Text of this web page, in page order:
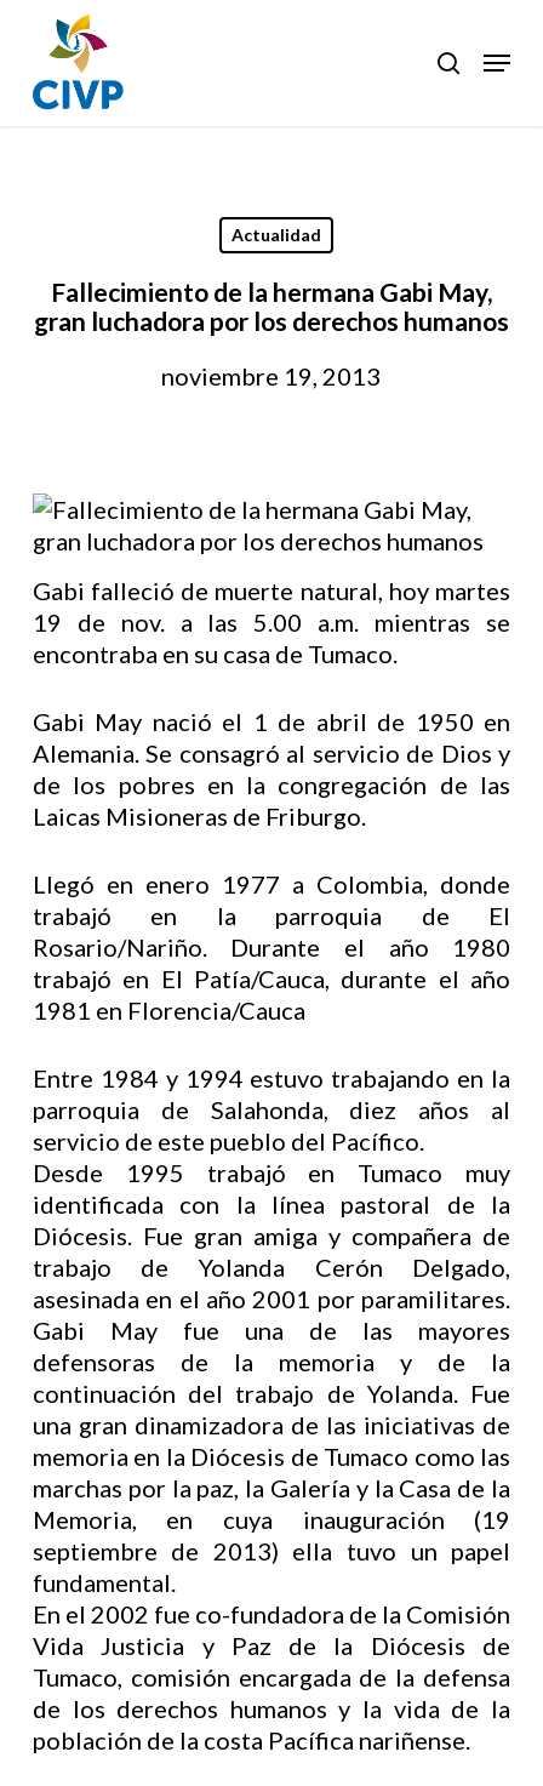
main
content
search
Menu
Actualidad
Fallecimiento de la hermana Gabi May,
gran luchadora por los derechos humanos
noviembre 19, 2013
Gabi falleció de muerte natural, hoy martes
19 de nov. a las 5.00 a.m. mientras se
encontraba en su casa de Tumaco.
Gabi May nació el 1 de abril de 1950 en
Alemania. Se consagró al servicio de Dios y
de los pobres en la congregación de las
Laicas Misioneras de Friburgo.
Llegó en enero 1977 a Colombia, donde
trabajó en la parroquia de El
Rosario/Nariño. Durante el año 1980
trabajó en El Patía/Cauca, durante el año
1981 en Florencia/Cauca
Entre 1984 y 1994 estuvo trabajando en la
parroquia de Salahonda, diez años al
servicio de este pueblo del Pacífico.
Desde 1995 trabajó en Tumaco muy
identificada con la línea pastoral de la
Diócesis. Fue gran amiga y compañera de
trabajo de Yolanda Cerón Delgado,
asesinada en el año 2001 por paramilitares.
Gabi May fue una de las mayores
defensoras de la memoria y de la
continuación del trabajo de Yolanda. Fue
una gran dinamizadora de las iniciativas de
memoria en la Diócesis de Tumaco como las
marchas por la paz, la Galería y la Casa de la
Memoria, en cuya inauguración (19
septiembre de 2013) ella tuvo un papel
fundamental.
En el 2002 fue co-fundadora de la Comisión
Vida Justicia y Paz de la Diócesis de
Tumaco, comisión encargada de la defensa
de los derechos humanos y la vida de la
población de la costa Pacífica nariñense.
Close